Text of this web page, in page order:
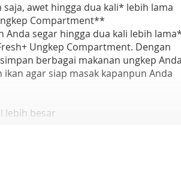
saja, awet hingga dua kali* lebih lama
Compartment**
Anda segar hingga dua kali lebih
Ungkep Compartment. Dengan
berbagai makanan ungkep
ikan agar siap masak kapanpun Anda
lebih besar
tambahan hingga 20L* dengan
lebih tipis, tanpa mempengaruhi